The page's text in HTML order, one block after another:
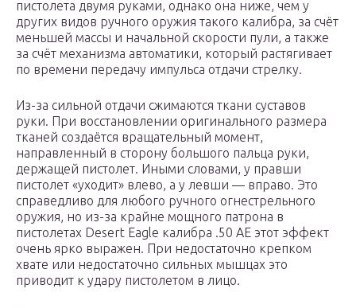
пистолета двумя руками, однако она ниже, чем у
других видов ручного оружия такого калибра, за счёт
меньшей массы и начальной скорости пули, а также
за счёт механизма автоматики, который растягивает
по времени передачу импульса отдачи стрелку.
Из-за сильной отдачи сжимаются ткани суставов
руки. При восстановлении оригинального размера
тканей создаётся вращательный момент,
направленный в сторону большого пальца руки,
держащей пистолет. Иными словами, у правши
пистолет «уходит» влево, а у левши — вправо. Это
справедливо для любого ручного огнестрельного
оружия, но из-за крайне мощного патрона в
пистолетах Desert Eagle калибра .50 AE этот эффект
очень ярко выражен. При недостаточно крепком
хвате или недостаточно сильных мышцах это
приводит к удару пистолетом в лицо.